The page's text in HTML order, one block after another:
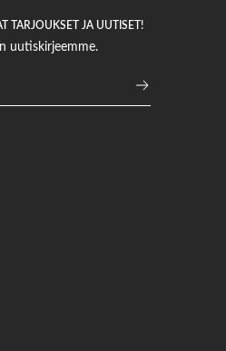
TARJOUKSET JA UUTISET!
uutiskirjeemme.